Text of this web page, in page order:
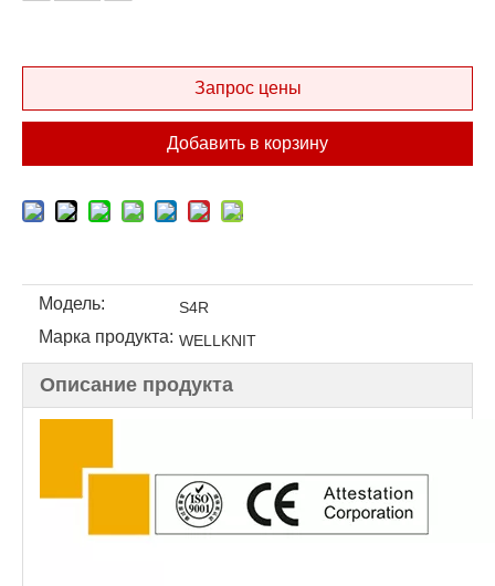
Запрос цены
Добавить в корзину
Модель: S4R
Марка продукта: WELLKNIT
Описание продукта